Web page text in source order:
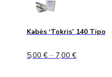
Kabės ‘Tokris’ 140 Tipo
5,00 € – 7,00 €Price